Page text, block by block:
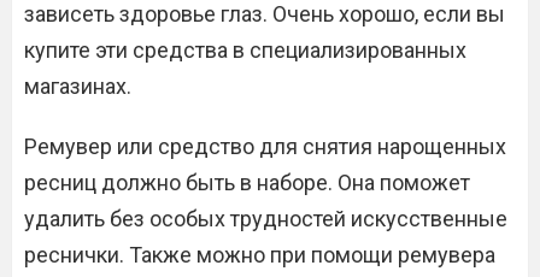
зависеть здоровье глаз. Очень хорошо, если вы
купите эти средства в специализированных
магазинах.
Ремувер или средство для снятия нарощенных
ресниц должно быть в наборе. Она поможет
удалить без особых трудностей искусственные
реснички. Также можно при помощи ремувера